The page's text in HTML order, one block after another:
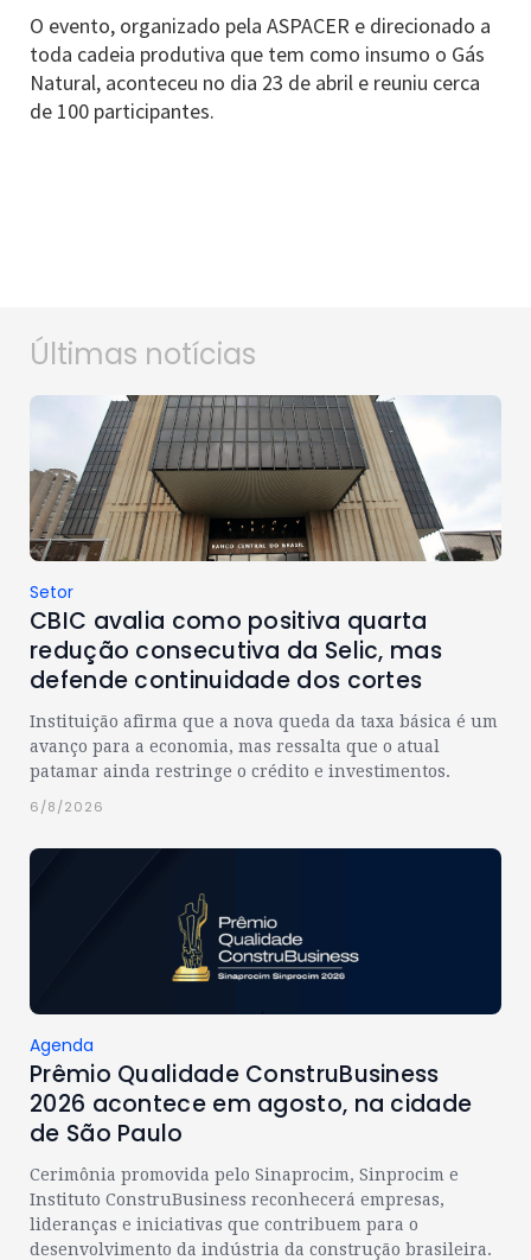
O evento, organizado pela ASPACER e direcionado a
toda cadeia produtiva que tem como insumo o Gás
Natural, aconteceu no dia 23 de abril e reuniu cerca
de 100 participantes.
Últimas notícias
Setor
CBIC avalia como positiva quarta
redução consecutiva da Selic, mas
defende continuidade dos cortes
Instituição afirma que a nova queda da taxa básica é um
avanço para a economia, mas ressalta que o atual
patamar ainda restringe o crédito e investimentos.
6/8/2026
Agenda
Prêmio Qualidade ConstruBusiness
2026 acontece em agosto, na cidade
de São Paulo
Cerimônia promovida pelo Sinaprocim, Sinprocim e
Instituto ConstruBusiness reconhecerá empresas,
lideranças e iniciativas que contribuem para o
desenvolvimento da indústria da construção brasileira.